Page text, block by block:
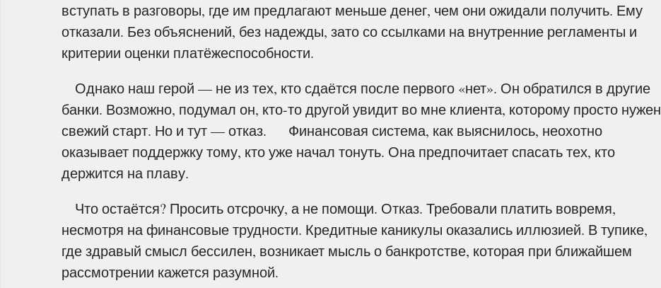
вступать в разговоры, где им предлагают меньше денег, чем они ожидали получить. Ему
отказали. Без объяснений, без надежды, зато со ссылками на внутренние регламенты и
критерии оценки платёжеспособности.
Однако наш герой — не из тех, кто сдаётся после первого «нет». Он обратился в другие
банки. Возможно, подумал он, кто-то другой увидит во мне клиента, которому просто нужен
свежий старт. Но и тут — отказ. Финансовая система, как выяснилось, неохотно
оказывает поддержку тому, кто уже начал тонуть. Она предпочитает спасать тех, кто
держится на плаву.
Что остаётся? Просить отсрочку, а не помощи. Отказ. Требовали платить вовремя,
несмотря на финансовые трудности. Кредитные каникулы оказались иллюзией. В тупике,
где здравый смысл бессилен, возникает мысль о банкротстве, которая при ближайшем
рассмотрении кажется разумной.